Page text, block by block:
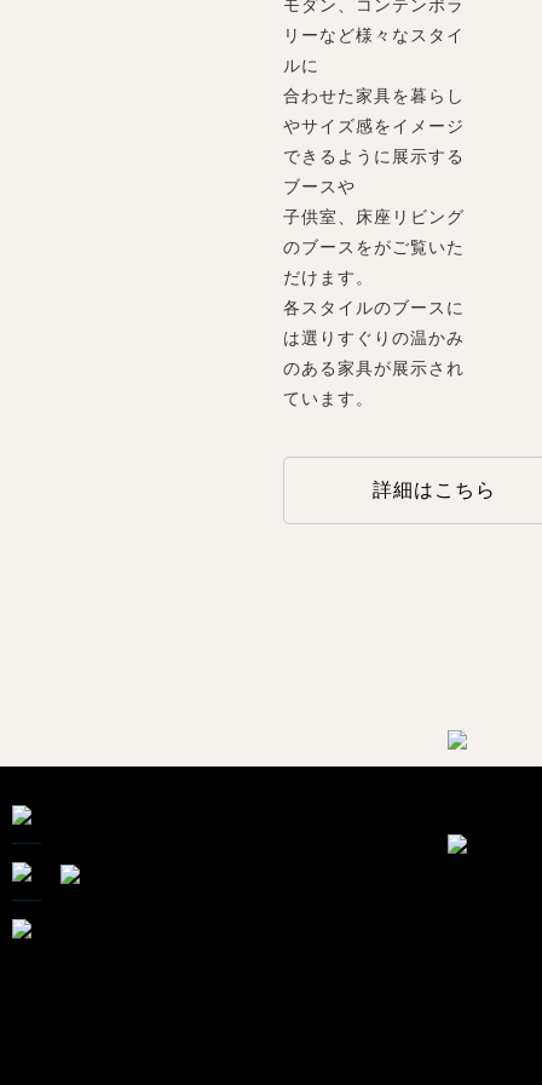
モダン、コンテンポラ
リーなど様々なスタイ
ルに
合わせた家具を暮らし
やサイズ感をイメージ
できるように展示する
ブースや
子供室、床座リビング
のブースをがご覧いた
だけます。
各スタイルのブースに
は選りすぐりの温かみ
のある家具が展示され
ています。
詳細はこちら